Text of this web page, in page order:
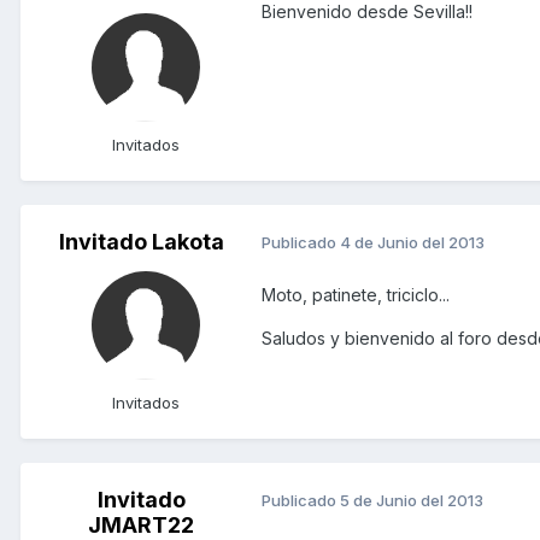
Invitados
Bienvenido desde Sevilla!!
Invitado Lakota
Invitados
Publicado 4 de Junio del 2013
Moto, patinete, triciclo...
Saludos y bienvenido al foro
Invitado
JMART22
Publicado 5 de Junio del 2013